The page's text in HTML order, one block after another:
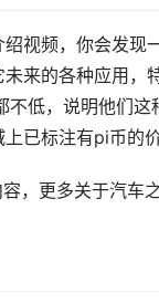
视频，你会发现
来的各种应用
低，说明他们
已标注有pi币的价
，更多关于汽车